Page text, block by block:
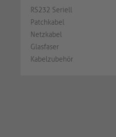
RS232 Seriell
Patchkabel
Netzkabel
Glasfaser
Kabelzubehör